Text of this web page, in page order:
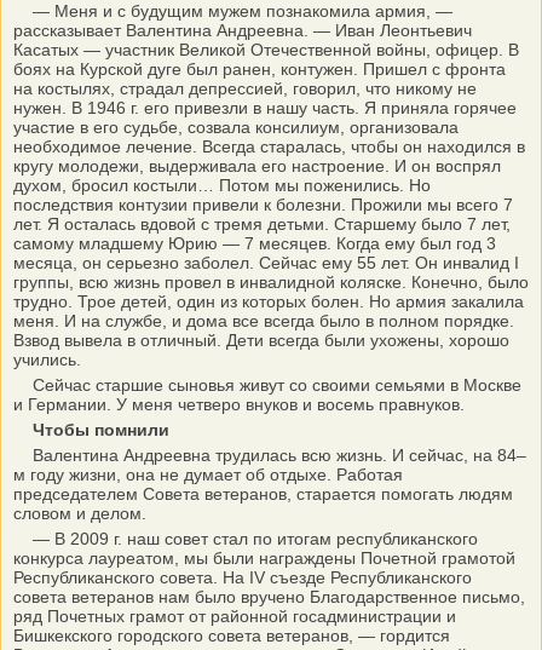
— Меня и с будущим мужем познакомила армия, —
рассказывает Валентина Андреевна. — Иван Леонтьевич
Касатых — участник Великой Отечественной войны, офицер. В
боях на Курской дуге был ранен, контужен. Пришел с фронта
на костылях, страдал депрессией, говорил, что никому не
нужен. В 1946 г. его привезли в нашу часть. Я приняла горячее
участие в его судьбе, созвала консилиум, организовала
необходимое лечение. Всегда старалась, чтобы он находился в
кругу молодежи, выдерживала его настроение. И он воспрял
духом, бросил костыли… Потом мы поженились. Но
последствия контузии привели к болезни. Прожили мы всего 7
лет. Я осталась вдовой с тремя детьми. Старшему было 7 лет,
самому младшему Юрию — 7 месяцев. Когда ему был год 3
месяца, он серьезно заболел. Сейчас ему 55 лет. Он инвалид I
группы, всю жизнь провел в инвалидной коляске. Конечно, было
трудно. Трое детей, один из которых болен. Но армия закалила
меня. И на службе, и дома все всегда было в полном порядке.
Взвод вывела в отличный. Дети всегда были ухожены, хорошо
учились.
Сейчас старшие сыновья живут со своими семьями в Москве
и Германии. У меня четверо внуков и восемь правнуков.
Чтобы помнили
Валентина Андреевна трудилась всю жизнь. И сейчас, на 84–
м году жизни, она не думает об отдыхе. Работая
председателем Совета ветеранов, старается помогать людям
словом и делом.
— В 2009 г. наш совет стал по итогам республиканского
конкурса лауреатом, мы были награждены Почетной грамотой
Республиканского совета. На IV съезде Республиканского
совета ветеранов нам было вручено Благодарственное письмо,
ряд Почетных грамот от районной госадминистрации и
Бишкекского городского совета ветеранов, — гордится